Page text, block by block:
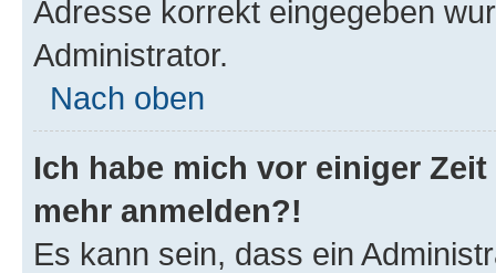
Adresse korrekt eingegeben
Administrator.
Nach oben
Ich habe mich vor einiger
mehr anmelden?!
Es kann sein, dass ein